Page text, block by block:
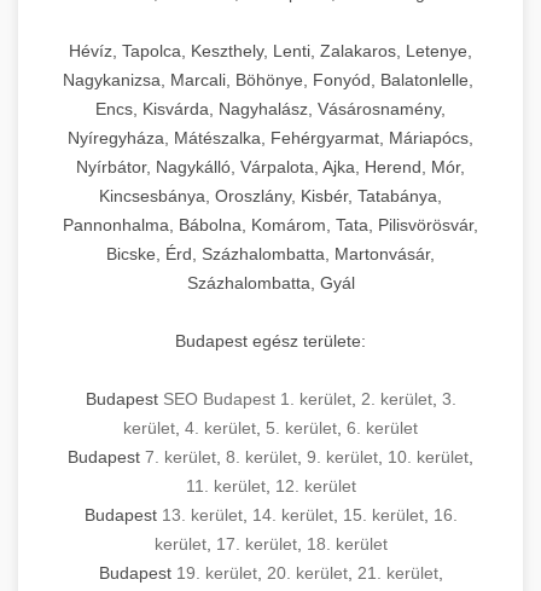
Hévíz, Tapolca, Keszthely, Lenti, Zalakaros, Letenye,
Nagykanizsa, Marcali, Böhönye, Fonyód, Balatonlelle,
Encs, Kisvárda, Nagyhalász, Vásárosnamény,
Nyíregyháza, Mátészalka, Fehérgyarmat, Máriapócs,
Nyírbátor, Nagykálló, Várpalota, Ajka, Herend, Mór,
Kincsesbánya, Oroszlány, Kisbér, Tatabánya,
Pannonhalma, Bábolna, Komárom, Tata, Pilisvörösvár,
Bicske, Érd, Százhalombatta, Martonvásár,
Százhalombatta, Gyál
Budapest egész területe:
Budapest SEO Budapest 1. kerület, 2. kerület, 3.
kerület, 4. kerület, 5. kerület, 6. kerület
Budapest 7. kerület, 8. kerület, 9. kerület, 10. kerület,
11. kerület, 12. kerület
Budapest 13. kerület, 14. kerület, 15. kerület, 16.
kerület, 17. kerület, 18. kerület
Budapest 19. kerület, 20. kerület, 21. kerület,